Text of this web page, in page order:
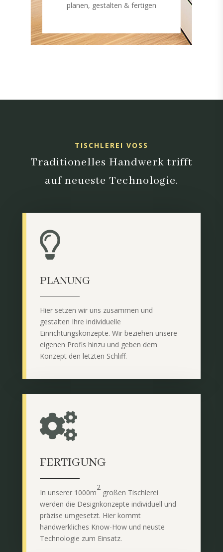
planen, gestalten & fertigen
TISCHLEREI VOSS
Traditionelles Handwerk trifft
auf neueste Technologie.

PLANUNG
Hier setzen wir uns zusammen und
gestalten Ihre individuelle
Einrichtungskonzepte. Wir beziehen unsere
eigenen Profis hinzu und geben dem
Konzept den letzten Schliff.

FERTIGUNG
In unserer 1000m
2
großen Tischlerei
werden die Designkonzepte individuell und
präzise umgesetzt. Hier kommt
handwerkliches Know-How und neuste
Technologie zum Einsatz.